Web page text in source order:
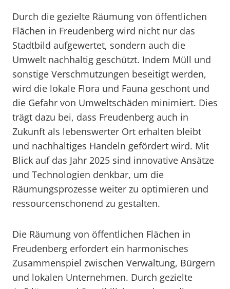
Durch die gezielte Räumung von öffentlichen
Flächen in Freudenberg wird nicht nur das
Stadtbild aufgewertet, sondern auch die
Umwelt nachhaltig geschützt. Indem Müll und
sonstige Verschmutzungen beseitigt werden,
wird die lokale Flora und Fauna geschont und
die Gefahr von Umweltschäden minimiert. Dies
trägt dazu bei, dass Freudenberg auch in
Zukunft als lebenswerter Ort erhalten bleibt
und nachhaltiges Handeln gefördert wird. Mit
Blick auf das Jahr 2025 sind innovative Ansätze
und Technologien denkbar, um die
Räumungsprozesse weiter zu optimieren und
ressourcenschonend zu gestalten.
Die Räumung von öffentlichen Flächen in
Freudenberg erfordert ein harmonisches
Zusammenspiel zwischen Verwaltung, Bürgern
und lokalen Unternehmen. Durch gezielte